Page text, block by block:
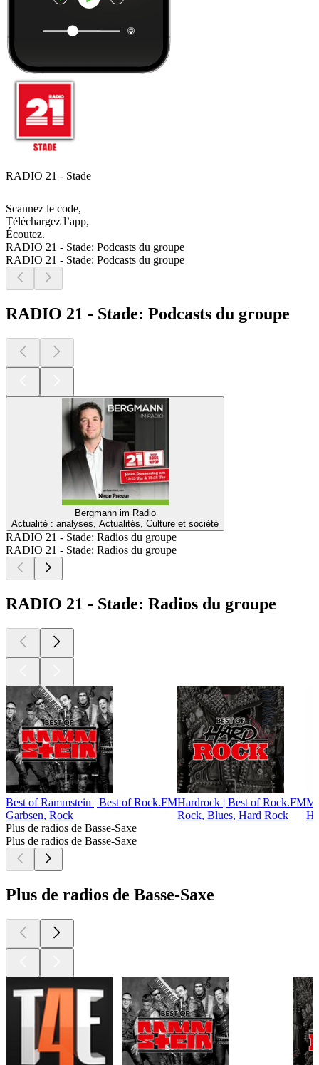
RADIO 21 - Stade
Scannez le code,
Téléchargez l’app,
Écoutez.
RADIO 21 - Stade: Podcasts du groupe
RADIO 21 - Stade: Podcasts du groupe
RADIO 21 - Stade: Podcasts du groupe
Bergmann im Radio
Actualité : analyses, Actualités, Culture et société
RADIO 21 - Stade: Radios du groupe
RADIO 21 - Stade: Radios du groupe
RADIO 21 - Stade: Radios du groupe
Best of Rammstein | Best of Rock.FM
Garbsen, Rock
Hardrock | Best of Rock.FM
Rock, Blues, Hard Rock
Plus de radios de Basse-Saxe
Plus de radios de Basse-Saxe
Plus de radios de Basse-Saxe